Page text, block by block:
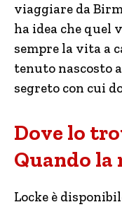
viaggiare da
ha idea che quel
sempre la vita a
tenuto nascosto
segreto con cui
Dove lo
Quando la
Locke è